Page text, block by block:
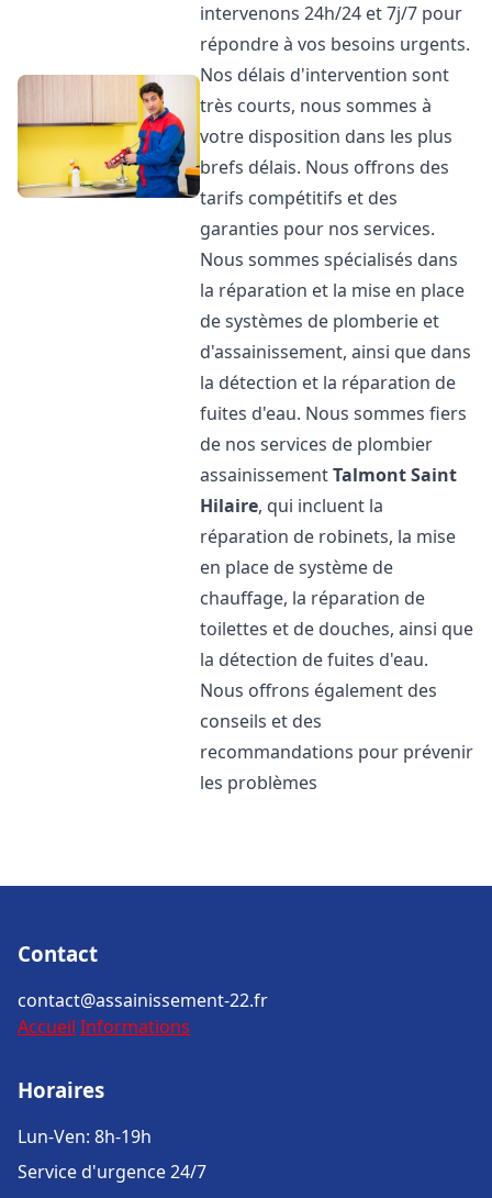
intervenons 24h/24 et 7j/7 pour
répondre à vos besoins urgents.
Nos délais d'intervention sont
très courts, nous sommes à
votre disposition dans les plus
brefs délais. Nous offrons des
tarifs compétitifs et des
garanties pour nos services.
Nous sommes spécialisés dans
la réparation et la mise en place
de systèmes de plomberie et
d'assainissement, ainsi que dans
la détection et la réparation de
fuites d'eau. Nous sommes fiers
de nos services de plombier
assainissementTalmont Saint
Hilaire, qui incluent la
réparation de robinets, la mise
en place de système de
chauffage, la réparation de
toilettes et de douches, ainsi que
la détection de fuites d'eau.
Nous offrons également des
conseils et des
recommandations pour prévenir
les problèmes
Contact
contact@assainissement-22.fr
Accueil Informations
Horaires
Lun-Ven: 8h-19h
Service d'urgence 24/7